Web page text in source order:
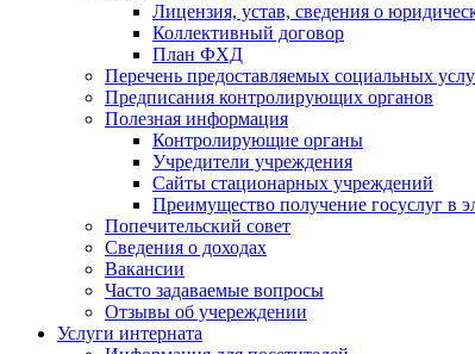
Лицензия, устав, сведения о
Коллективный договор
План ФХД
Перечень предоставляемых социальных
Предписания контролирующих органов
Полезная информация
Контролирующие органы
Учредители учреждения
Сайты стационарных учреждений
Преимущество получение госуслуг в
Попечительский совет
Сведения о доходах
Вакансии
Часто задаваемые вопросы
Отзывы об учереждении
Услуги интерната